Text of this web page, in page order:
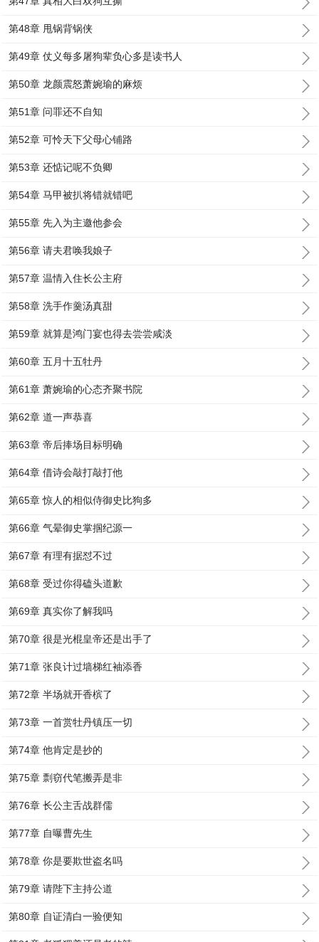
第48章 甩锅背锅侠
第49章 仗义每多屠狗辈负心多是读书人
第50章 龙颜震怒萧婉瑜的麻烦
第51章 问罪还不自知
第52章 可怜天下父母心铺路
第53章 还惦记呢不负卿
第54章 马甲被扒将错就错吧
第55章 先入为主邀他参会
第56章 请夫君唤我娘子
第57章 温情入住长公主府
第58章 洗手作羹汤真甜
第59章 就算是鸿门宴也得去尝尝咸淡
第60章 五月十五牡丹
第61章 萧婉瑜的心态齐聚书院
第62章 道一声恭喜
第63章 帝后捧场目标明确
第64章 借诗会敲打敲打他
第65章 惊人的相似侍御史比狗多
第66章 气晕御史掌掴纪源一
第67章 有理有据怼不过
第68章 受过你得磕头道歉
第69章 真实你了解我吗
第70章 很是光棍皇帝还是出手了
第71章 张良计过墙梯红袖添香
第72章 半场就开香槟了
第73章 一首赏牡丹镇压一切
第74章 他肯定是抄的
第75章 剽窃代笔搬弄是非
第76章 长公主舌战群儒
第77章 自曝曹先生
第78章 你是要欺世盗名吗
第79章 请陛下主持公道
第80章 自证清白一验便知